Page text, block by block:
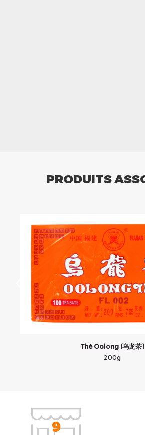
PRODUITS
Thé Oolong (乌龙茶)
200g
9